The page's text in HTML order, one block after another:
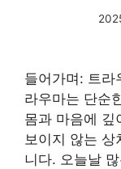
들어가며: 트라
라우마는 단순
몸과 마음에 깊
보이지 않는 상
니다. 오늘날